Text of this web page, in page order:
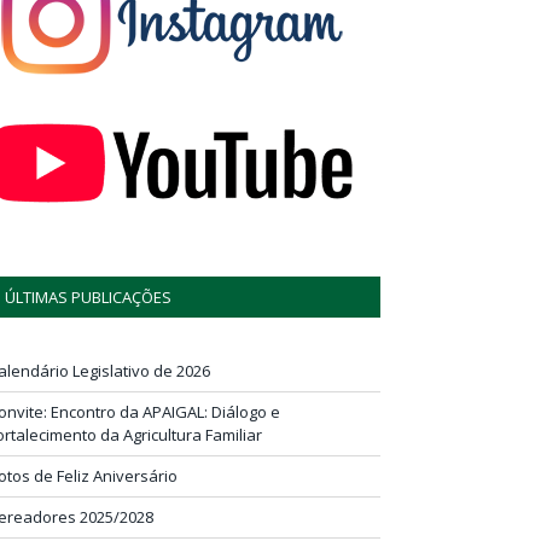
ÚLTIMAS PUBLICAÇÕES
Legislativo de 2026
Encontro da APAIGAL: Diálogo e
da Agricultura Familiar
de Feliz Aniversário
2025/2028